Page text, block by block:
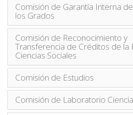
Comisión de Garantía Interna
los Grados
Comisión de Reconocimiento y
Transferencia de Créditos de la
Ciencias Sociales
Comisión de Estudios
Comisión de Laboratorio